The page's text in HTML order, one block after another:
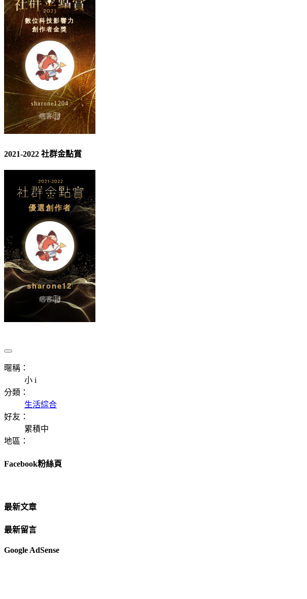
2021-2022 社群金點賞
暱稱：
小 i
分類：
生活綜合
好友：
累積中
地區：
Facebook粉絲頁
最新文章
最新留言
Google AdSense